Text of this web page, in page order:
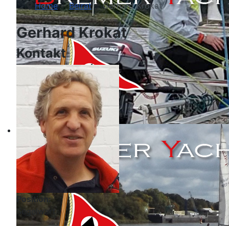
Home Beirat Gerhard Krokat
Gerhard Krokat
Kontakt
Position:
Segelwart